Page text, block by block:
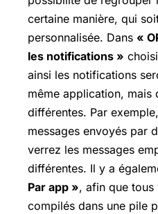
certaine manière, qui
personnalisée. Dans «
les notifications »
ainsi les notifications
même application, mais
différentes. Par
messages envoyés par
verrez les messages
différentes. Il y a
Par app », afin que tous
compilés dans une pile